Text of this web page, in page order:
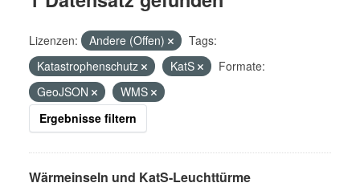
Lizenzen: Andere (Offen)
Tags:
Katastrophenschutz
KatS
Formate:
GeoJSON
WMS
Ergebnisse filtern
Wärmeinseln und KatS-Leuchttürme